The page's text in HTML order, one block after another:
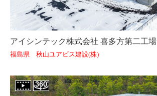
アイシンテック株式会社 喜多方第二工場
福島県 秋山ユアビス建設(株)